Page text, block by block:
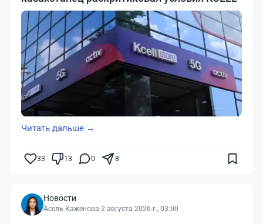
Читать дальше →
33 13 0 8
Новости
Асель Каженова·2 августа 2026 г., 03:00